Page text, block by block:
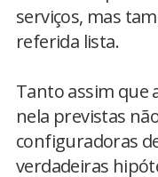
serviços, mas
referida lista.
Tanto assim que
nela previstas
configuradoras
verdadeiras